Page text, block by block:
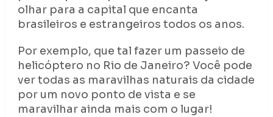
olhar para a capital que encanta
brasileiros e estrangeiros todos os anos.
Por exemplo, que tal fazer um passeio de
helicóptero no Rio de Janeiro? Você pode
ver todas as maravilhas naturais da cidade
por um novo ponto de vista e se
maravilhar ainda mais com o lugar!